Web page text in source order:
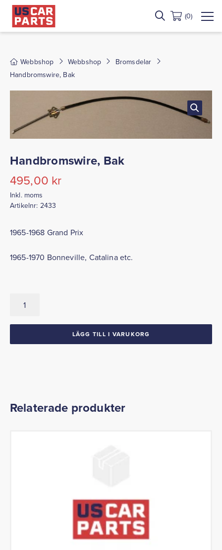
(0)
Webbshop Webbshop
Bromsdelar
Handbromswire, Bak
Handbromswire, Bak
495,00 kr
Inkl. moms
Artikelnr: 2433
1965-1968 Grand Prix
1965-1970 Bonneville, Catalina etc.
LÄGG TILL I VARUKORG
Relaterade produkter